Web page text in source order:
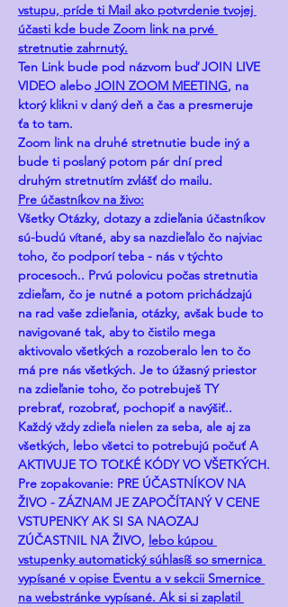
vstupu, príde ti Mail ako potvrdenie tvojej
účasti kde bude Zoom link na prvé
stretnutie zahrnutý.
Ten Link bude pod názvom buď JOIN LIVE
VIDEO alebo JOIN ZOOM MEETING, na
ktorý klikni v daný deň a čas a presmeruje
ťa to tam.
Zoom link na druhé stretnutie bude iný a
bude ti poslaný potom pár dní pred
druhým stretnutím zvlášť do mailu.
Pre účastníkov na živo:
Všetky Otázky, dotazy a zdieľania účastníkov
sú-budú vítané, aby sa nazdieľalo čo najviac
toho, čo podporí teba - nás v týchto
procesoch.. Prvú polovicu počas stretnutia
zdieľam, čo je nutné a potom prichádzajú
na rad vaše zdieľania, otázky, avšak bude to
navigované tak, aby to čistilo mega
aktivovalo všetkých a rozoberalo len to čo
má pre nás všetkých. Je to úžasný priestor
na zdieľanie toho, čo potrebuješ TY
prebrať, rozobrať, pochopiť a navýšiť..
Každý vždy zdieľa nielen za seba, ale aj za
všetkých, lebo všetci to potrebujú počuť A
AKTIVUJE TO TOĽKÉ KÓDY VO VŠETKÝCH.
Pre zopakovanie: PRE ÚČASTNÍKOV NA
ŽIVO - ZÁZNAM JE ZAPOČÍTANÝ V CENE
VSTUPENKY AK SI SA NAOZAJ
ZÚČASTNIL NA ŽIVO, lebo kúpou
vstupenky automatický súhlasíš so smernica
vypísané v opise Eventu a v sekcii Smernice
na webstránke vypísané. Ak si si zaplatil